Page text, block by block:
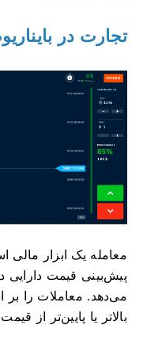
تجارت در
معامله یک ابزار
پیش‌بینی قیمت دارایی
می‌دهد. معاملات را بر
بالاتر یا پایین‌تر از